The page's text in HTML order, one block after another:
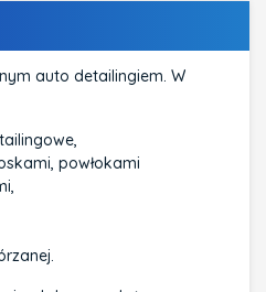
auto detailingiem. W
powłokami